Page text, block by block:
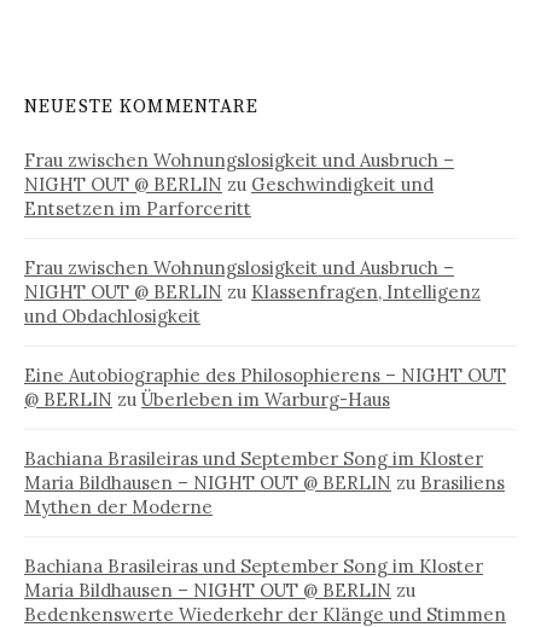
NEUESTE KOMMENTARE
Frau zwischen Wohnungslosigkeit und Ausbruch –
NIGHT OUT @ BERLIN zu Geschwindigkeit und
Entsetzen im Parforceritt
Frau zwischen Wohnungslosigkeit und Ausbruch –
NIGHT OUT @ BERLIN zu Klassenfragen, Intelligenz
und Obdachlosigkeit
Eine Autobiographie des Philosophierens – NIGHT OUT
@ BERLIN zu Überleben im Warburg-Haus
Bachiana Brasileiras und September Song im Kloster
Maria Bildhausen – NIGHT OUT @ BERLIN zu Brasiliens
Mythen der Moderne
Bachiana Brasileiras und September Song im Kloster
Maria Bildhausen – NIGHT OUT @ BERLIN zu
Bedenkenswerte Wiederkehr der Klänge und Stimmen